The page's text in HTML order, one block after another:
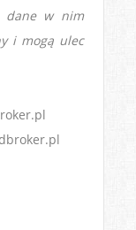
dane w nim
i mogą ulec